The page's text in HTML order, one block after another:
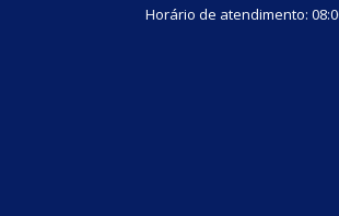
Horário de atendimento: